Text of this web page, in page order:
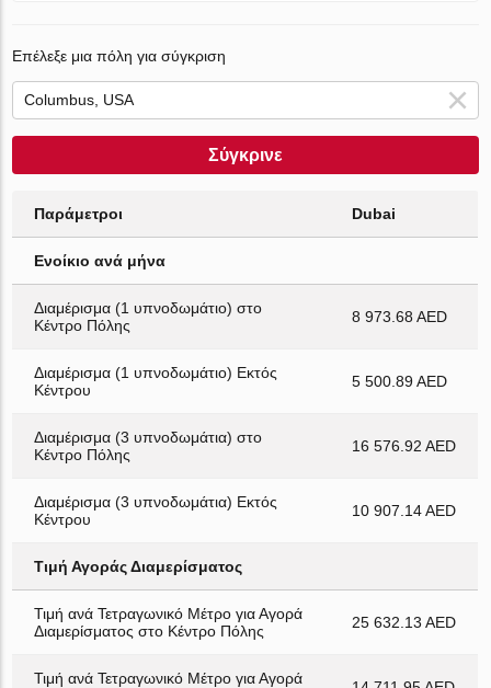
Επέλεξε μια πόλη για σύγκριση
Σύγκρινε
Παράμετροι Dubai
Ενοίκιο ανά μήνα
Διαμέρισμα (1 υπνοδωμάτιο) στο
Κέντρο Πόλης
8 973.68 AED
Διαμέρισμα (1 υπνοδωμάτιο) Εκτός
Κέντρου
5 500.89 AED
Διαμέρισμα (3 υπνοδωμάτια) στο
Κέντρο Πόλης
16 576.92 AED
Διαμέρισμα (3 υπνοδωμάτια) Εκτός
Κέντρου
10 907.14 AED
Τιμή Αγοράς Διαμερίσματος
Τιμή ανά Τετραγωνικό Μέτρο για Αγορά
Διαμερίσματος στο Κέντρο Πόλης
25 632.13 AED
Τιμή ανά Τετραγωνικό Μέτρο για Αγορά